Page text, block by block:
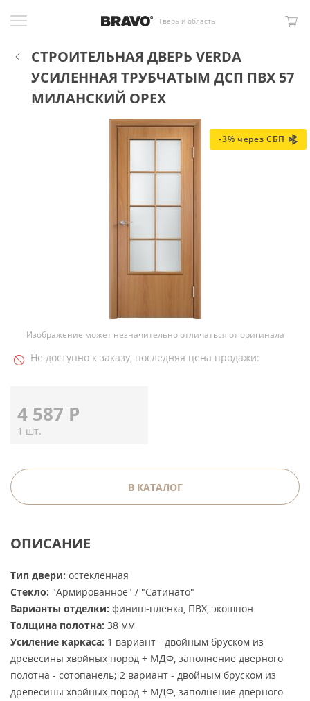
Тверь и область
СТРОИТЕЛЬНАЯ ДВЕРЬ VERDA
УСИЛЕННАЯ ТРУБЧАТЫМ ДСП ПВХ 57
МИЛАНСКИЙ ОРЕХ
-3% через СБП
Изображение может незначительно отличаться от оригинала
Не доступно к заказу, последняя цена продажи:
4 587 Р
1 шт.
В КАТАЛОГ
ОПИСАНИЕ
Тип двери: остекленная
Стекло: "Армированное" / "Сатинато"
Варианты отделки: финиш-пленка, ПВХ, экошпон
Толщина полотна: 38 мм
Усиление каркаса: 1 вариант - двойным бруском из
древесины хвойных пород + МДФ, заполнение дверного
полотна - сотопанель; 2 вариант - двойным бруском из
древесины хвойных пород + МДФ, заполнение дверного